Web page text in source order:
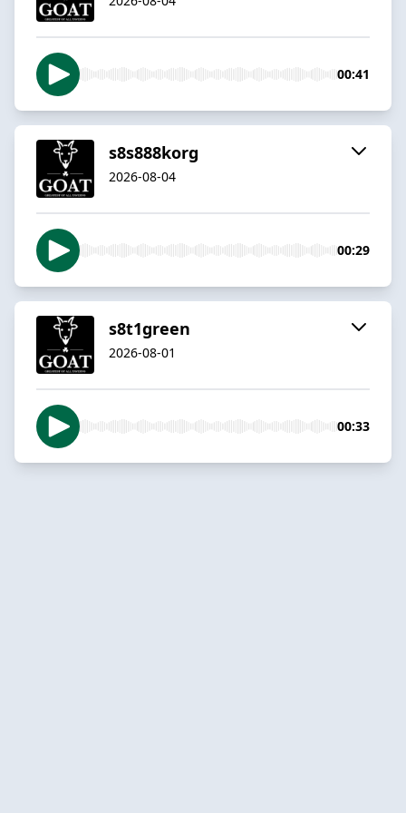
00:41
s8s888korg
2026-08-04
00:29
s8t1green
2026-08-01
00:33